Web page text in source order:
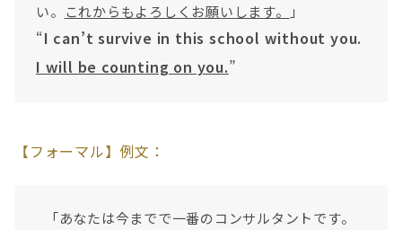
い。
これからもよろしくお願いします。 」
“I can’t survive in this school without you.
I will be counting on you.”
【フォーマル】例文：
「あなたは今までで一番のコンサルタントです。